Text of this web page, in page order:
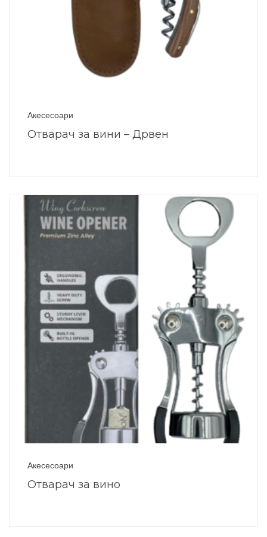
Акесесоари
Отварач за вини – Дрвен
Акесесоари
Отварач за вино